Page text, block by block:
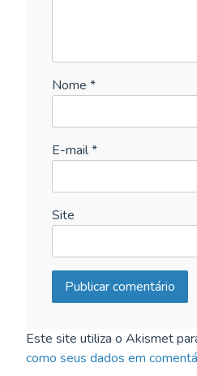
Nome *
E-mail*
Site
Este site utiliza o Akismet
como seus dados em